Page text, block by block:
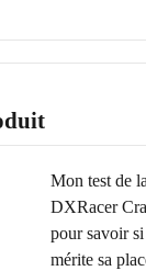
Mon test de la
DXRacer
pour savoir
mérite sa